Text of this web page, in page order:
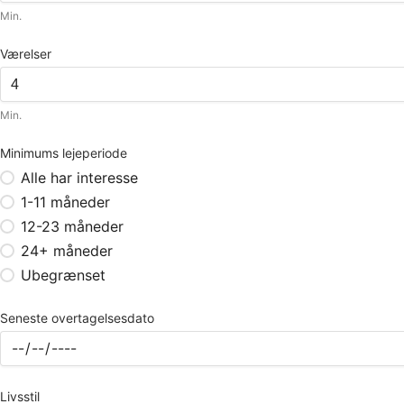
Min.
Værelser
Min.
Minimums lejeperiode
Alle har interesse
1-11 måneder
12-23 måneder
24+ måneder
Ubegrænset
Seneste overtagelsesdato
Livsstil